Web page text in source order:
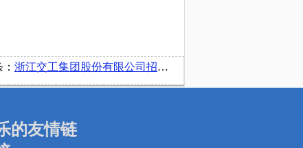
浙江交工集团股份有限公司招聘简章
的友情链